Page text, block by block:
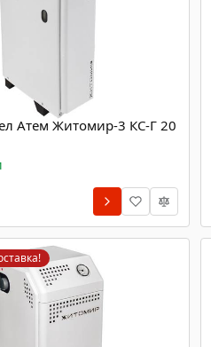
Атем Житомир-3 КС-Г 20